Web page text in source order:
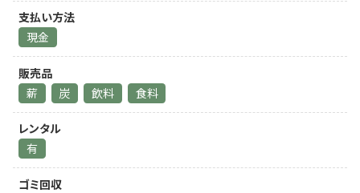
支払い方法
現金
販売品
薪
炭 飲料 食料
レンタル
有
ゴミ回収